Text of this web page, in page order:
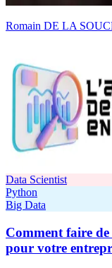
Romain DE LA
Data Scientist
Python
Big Data
Comment faire
pour votre